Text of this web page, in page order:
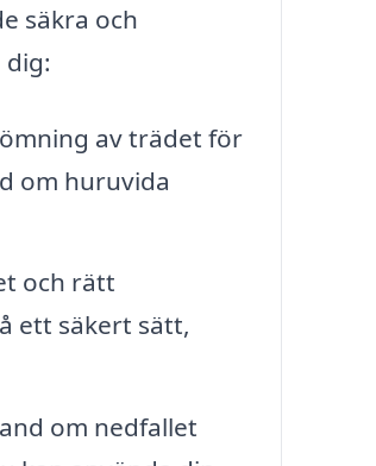
säkra och
av trädet för
om huruvida
och rätt
ett säkert sätt,
om nedfallet